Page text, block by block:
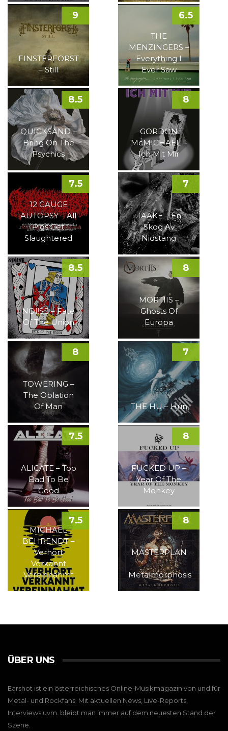
FINSTERFORST
– Still
9
THE
MENZINGERS –
Everything I
Ever Saw
6.5
QUICKSAND –
Bring On The
Psychics
8.5
GORDON
McMICHAEL –
Ich Mit Mir
8
12 GAUGE
AUTOPSY – All
Pigs Get
Slaughtered
7.5
TAAKE – En
Skog Av
Nidstang
7
NOI!SE – Fate
Of The Union
8.5
MORTIIS –
Ghosts Of
Europa
8
TOWERING –
The Oblation
Of Man
8
THE HU – Hun
7
ALICATE – Too
Bad To Be
Good
7.5
FUCKED UP –
Year Of The
Monkey
8
MICHAEL
BEHRENDT –
Verhört
Verkannt
Vereinnahmt
7.5
MASTERPLAN
–
Metalmorphosis
8
ÜBER UNS
Earshot ist ein österreichisches Online-Musikmagazin von und für
Metal- und Rockfans. Mit aktuellen News, Live-Reports,
Interviews uvm. bleibt man immer auf dem neuesten Stand der
Szene.